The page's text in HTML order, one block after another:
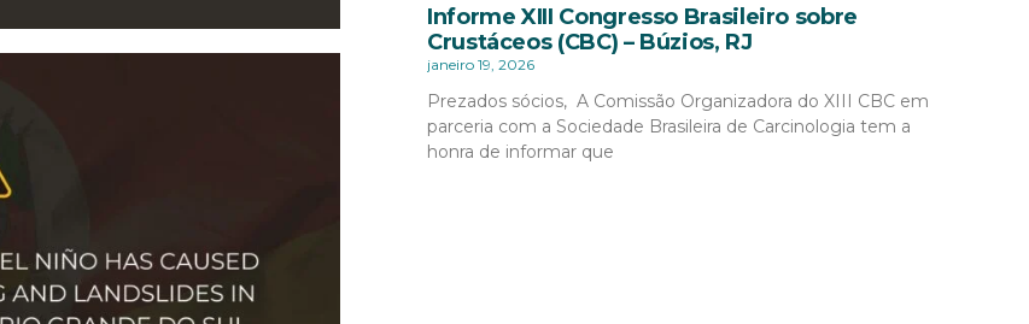
Informe XIII Congresso Brasileiro sobre
Crustáceos (CBC) – Búzios, RJ
janeiro 19, 2026
Prezados sócios, A Comissão Organizadora do XIII CBC em
parceria com a Sociedade Brasileira de Carcinologia tem a
honra de informar que